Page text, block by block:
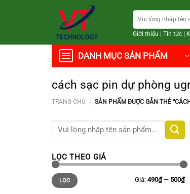
Tìm
kiếm:
Giới thiệu Tin tức|
DANH MỤC SẢN PHẨM
cách sạc pin dự phòng
TRANG CHỦ / SẢN PHẨM ĐƯỢC GẮN THẺ
Tìm
LỌC THEO GIÁ
Giá
thấp
nhất
Giá
cao
nhất
LỌC Giá: 490₫— 500₫